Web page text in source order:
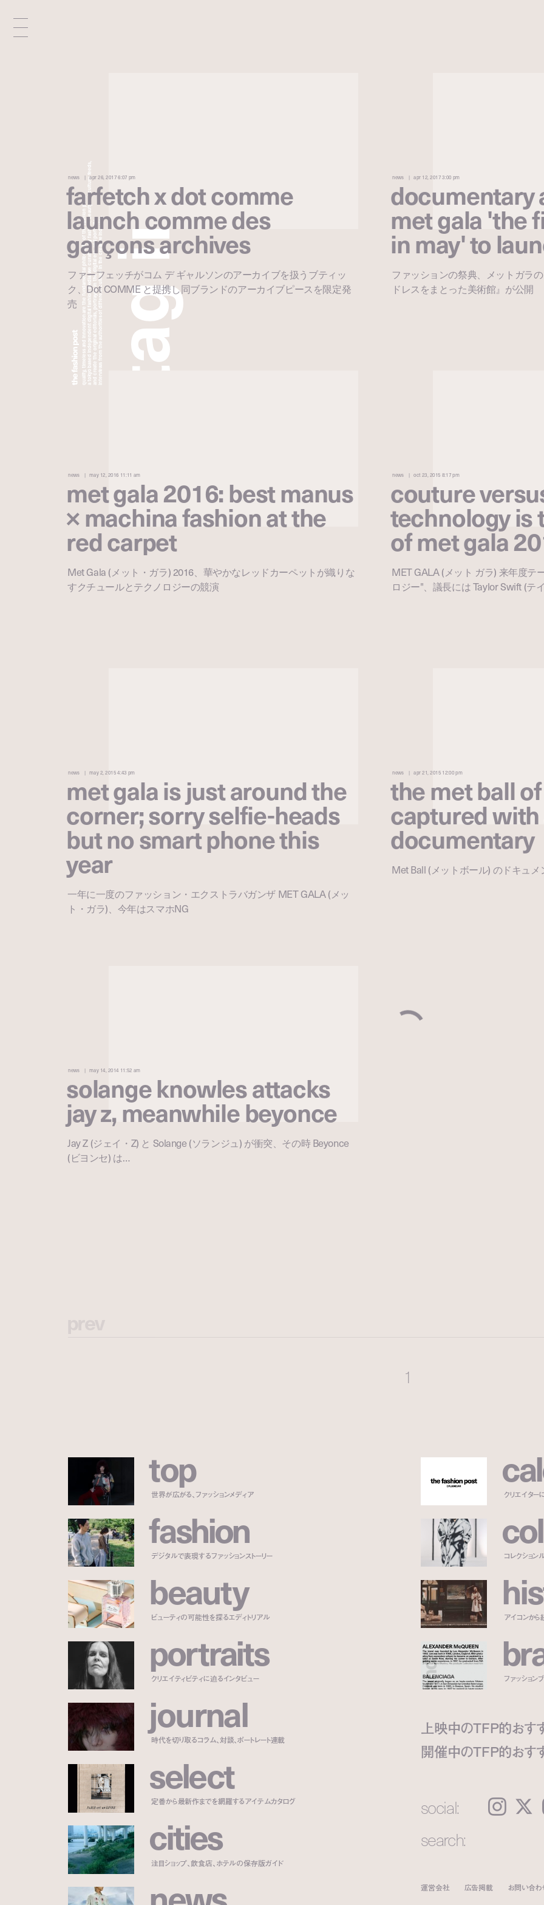
quality, timeless and innovation are the fundamental philosophy of the fashion post,a tokyo based independent digital fashion media. we curate daily fashion, beauty and culture feeds,and create the original editorials, portrayed in the digital era, and portraits,interviews from the authorities of different culture in the creative industry.
t
a
g
i
n
d
news apr 26, 2017 6:07 pm
farfetch x dot comme
launch comme des
garçons archives
ファーフェッチがコム デ ギャルソンのアーカイブを扱うブティッ
ク、Dot COMME と提携し同ブランドのアーカイブピースを限定発
売
news apr 12, 2017 3:00 pm
documentary
met gala 'the
in may' to
ファッションの祭典、メットガラ
ドレスをまとった美術館』が公開
news may 12, 2016 11:11 am
met gala 2016: best manus
× machina fashion at the
red carpet
Met Gala (メット・ガラ) 2016、華やかなレッドカーペットが織りな
すクチュールとテクノロジーの競演
news oct 23, 2015 8:17 pm
couture
technology is
of met gala
MET GALA (メット ガラ) 来年度テ
ロジー"、議長には Taylor Swift (テ
news may 2, 2015 4:43 pm
met gala is just around the
corner; sorry selfie-heads
but no smart phone this
year
一年に一度のファッション・エクストラバガンザ MET GALA (メッ
ト・ガラ)、今年はスマホNG
news apr 21, 2015 12:00 pm
the met ball
captured
documentary
Met Ball (メットボール) のドキュ
news may 14, 2014 11:52 am
solange knowles attacks
jay z, meanwhile beyonce
Jay Z (ジェイ・Z) と Solange (ソランジュ) が衝突、その時 Beyonce
(ビヨンセ) は…
1
top
世界が広がる、ファッションメディア
fashion
デジタルで表現するファッションストーリー
beauty
ビューティの可能性を探るエディトリアル
portraits
クリエイティビティに迫るインタビュー
journal
時代を切り取るコラム、対談、ポートレート連載
select
定番から最新作までを網羅するアイテムカタログ
cities
注目ショップ、飲食店、ホテルの保存版ガイド
cal
クリエイター
col
コレクション
his
アイコンから
br
ファッション
上映中のTFP的おす
開催中のTFP的おす
social: Instagram 𝕏
search:
運営会社 広告掲載 お問い合わ